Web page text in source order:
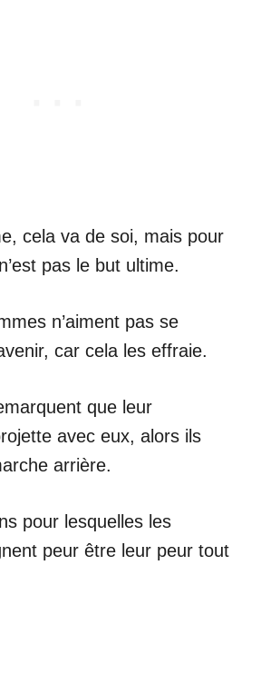
cela va de soi, mais pour
pas le but ultime.
n’aiment pas se
car cela les effraie.
que leur
avec eux, alors ils
arrière.
pour lesquelles les
peur être leur peur tout